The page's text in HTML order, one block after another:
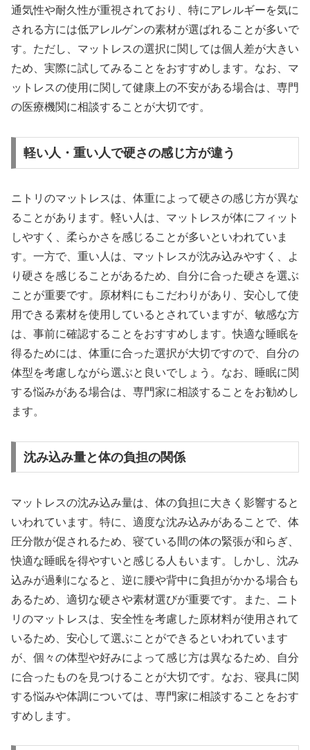
通気性や耐久性が重視されており、特にアレルギーを気に
される方には低アレルゲンの素材が選ばれることが多いで
す。ただし、マットレスの選択に関しては個人差が大きい
ため、実際に試してみることをおすすめします。なお、マ
ットレスの使用に関して健康上の不安がある場合は、専門
の医療機関に相談することが大切です。
軽い人・重い人で硬さの感じ方が違う
ニトリのマットレスは、体重によって硬さの感じ方が異な
ることがあります。軽い人は、マットレスが体にフィット
しやすく、柔らかさを感じることが多いといわれていま
す。一方で、重い人は、マットレスが沈み込みやすく、よ
り硬さを感じることがあるため、自分に合った硬さを選ぶ
ことが重要です。原材料にもこだわりがあり、安心して使
用できる素材を使用しているとされていますが、敏感な方
は、事前に確認することをおすすめします。快適な睡眠を
得るためには、体重に合った選択が大切ですので、自分の
体型を考慮しながら選ぶと良いでしょう。なお、睡眠に関
する悩みがある場合は、専門家に相談することをお勧めし
ます。
沈み込み量と体の負担の関係
マットレスの沈み込み量は、体の負担に大きく影響すると
いわれています。特に、適度な沈み込みがあることで、体
圧分散が促されるため、寝ている間の体の緊張が和らぎ、
快適な睡眠を得やすいと感じる人もいます。しかし、沈み
込みが過剰になると、逆に腰や背中に負担がかかる場合も
あるため、適切な硬さや素材選びが重要です。また、ニト
リのマットレスは、安全性を考慮した原材料が使用されて
いるため、安心して選ぶことができるといわれています
が、個々の体型や好みによって感じ方は異なるため、自分
に合ったものを見つけることが大切です。なお、寝具に関
する悩みや体調については、専門家に相談することをおす
すめします。